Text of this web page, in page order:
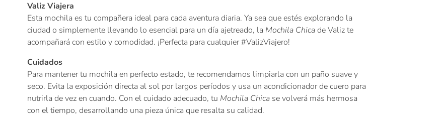
Valiz Viajera
Esta mochila es tu compañera ideal para cada aventura diaria. Ya sea que estés explorando la
ciudad o simplemente llevando lo esencial para un día ajetreado, la Mochila Chicade Valiz te
acompañará con estilo y comodidad. ¡Perfecta para cualquier #ValizViajero!
Cuidados
Para mantener tu mochila en perfecto estado, te recomendamos limpiarla con un paño suave y
seco. Evita la exposición directa al sol por largos períodos y usa un acondicionador de cuero para
nutrirla de vez en cuando. Con el cuidado adecuado, tu Mochila Chica se volverá más hermosa
con el tiempo, desarrollando una pieza única que resalta su calidad.
Inicie sesión en su cuenta para agregar productos a su lista
de deseos y ver los artículos guardados anteriormente.